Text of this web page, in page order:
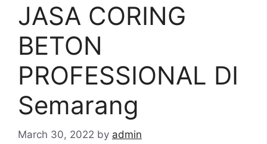
JASA CORING
BETON
PROFESSIONAL DI
Semarang
March 30, 2022 by admin